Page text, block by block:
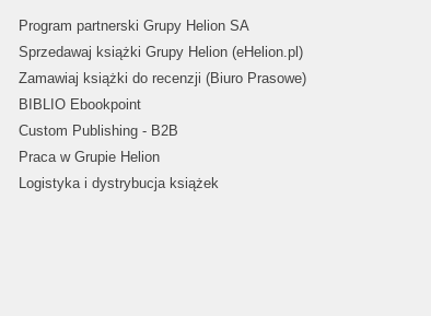
Program partnerski Grupy Helion SA
Sprzedawaj książki Grupy Helion (eHelion.pl)
Zamawiaj książki do recenzji (Biuro Prasowe)
BIBLIO Ebookpoint
Custom Publishing - B2B
Praca w Grupie Helion
Logistyka i dystrybucja książek